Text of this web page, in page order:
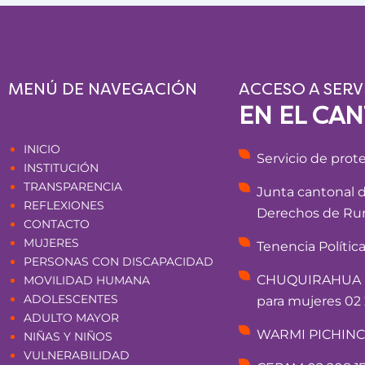
MENÚ DE NAVEGACIÓN
INICIO
INSTITUCIÓN
TRANSPARENCIA
REFLEXIONES
CONTACTO
MUJERES
PERSONAS CON DISCAPACIDAD
MOVILIDAD HUMANA
ADOLESCENTES
ADULTO MAYOR
NIÑAS Y NIÑOS
VULNERABILIDAD
ACCESO A
EN EL
Servicio de
Junta cantonal
Derechos de
Tenencia
para mujeres 02
WARMI